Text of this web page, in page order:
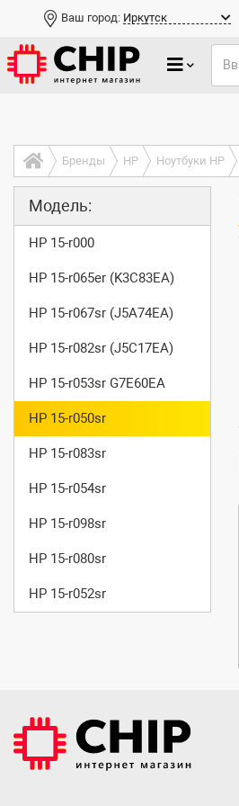
Ваш город: Иркутск
Бренды HP Ноутбуки HP
Модель:
HP 15-r000
HP 15-r065er (K3C83EA)
HP 15-r067sr (J5A74EA)
HP 15-r082sr (J5C17EA)
HP 15-r053sr G7E60EA
HP 15-r050sr
HP 15-r083sr
HP 15-r054sr
HP 15-r098sr
HP 15-r080sr
HP 15-r052sr